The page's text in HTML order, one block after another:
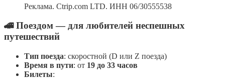
Реклама. Ctrip.com LTD. ИНН 06/30555538
🚄Поездом — для любителей неспешных
путешествий
Тип поезда: скоростной (D или Z поезда)
Время в пути: от 19 до 33 часов
Билеты: